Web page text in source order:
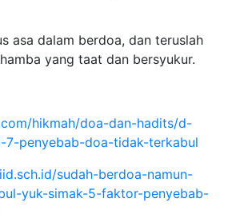
asa dalam berdoa, dan teruslah
yang taat dan bersyukur.
hikmah/doa-dan-hadits/d-
penyebab-doa-tidak-terkabul
sudah-berdoa-namun-
yuk-simak-5-faktor-penyebab-